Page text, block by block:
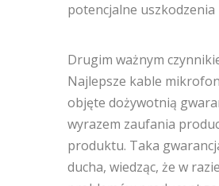
potencjalne uszkodzenia
Drugim ważnym
Najlepsze kable
objęte dożywotnią
wyrazem zaufania
produktu. Taka
ducha, wiedząc, że w